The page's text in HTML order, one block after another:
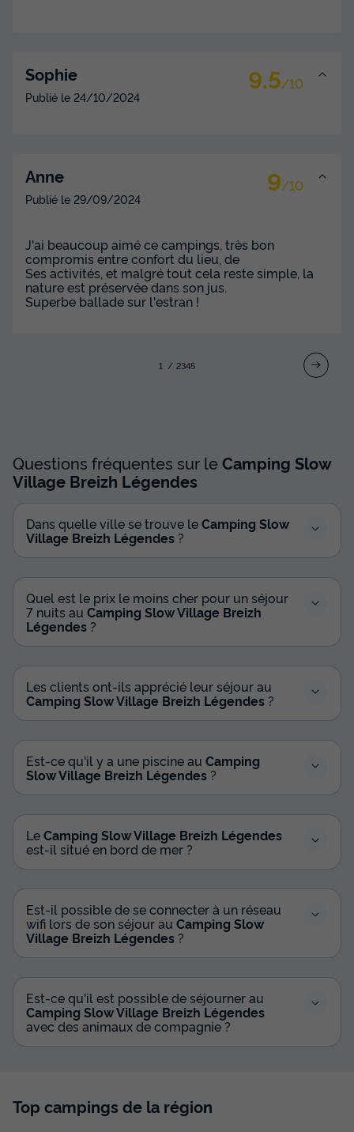
Meilleur prix pour 7 nuits
Voir les disponibilités
Annulation gratuite
Récent
Surface
Adultes Chambres
2
Salle de bain
Accès wifi Animaux autorisés *
BUNGALOW 4 personnes - Tiny House Vue Mer
du21/10/2026au28/10/2026
Meilleur prix pour 7 nuits
1 188 €
Voir les disponibilités
MOBILHOME 6 personnes - Cottage
Signature - 3 chambres
Surface
40m²
Adultes
6
Chambres
3
Sophie 9.5/10
Publié le 24/10/2024
Anne 9/10
Publié le 29/09/2024
J'ai beaucoup aimé ce campings, très bon
compromis entre confort du lieu, de
Ses activités, et malgré tout cela reste simple, la
nature est préservée dans son jus.
Superbe ballade sur l'estran !
1 2345
Questions fréquentes sur leCamping Slow
Village Breizh Légendes
Dans quelle ville se trouve leCamping Slow
Village Breizh Légendes ?
Quel est le prix le moins cher pour un séjour
7 nuits au Camping Slow Village Breizh
Légendes ?
Les clients ont-ils apprécié leur séjour au
Camping Slow Village Breizh Légendes ?
Est-ce qu'il y a une piscine au Camping
Slow Village Breizh Légendes ?
LeCamping Slow Village Breizh Légendes
est-il situé en bord de mer ?
Est-il possible de se connecter à un réseau
wifi lors de son séjour au Camping Slow
Village Breizh Légendes ?
Est-ce qu'il est possible de séjourner au
Camping Slow Village Breizh Légendes
avec des animaux de compagnie ?
Top campings de la région